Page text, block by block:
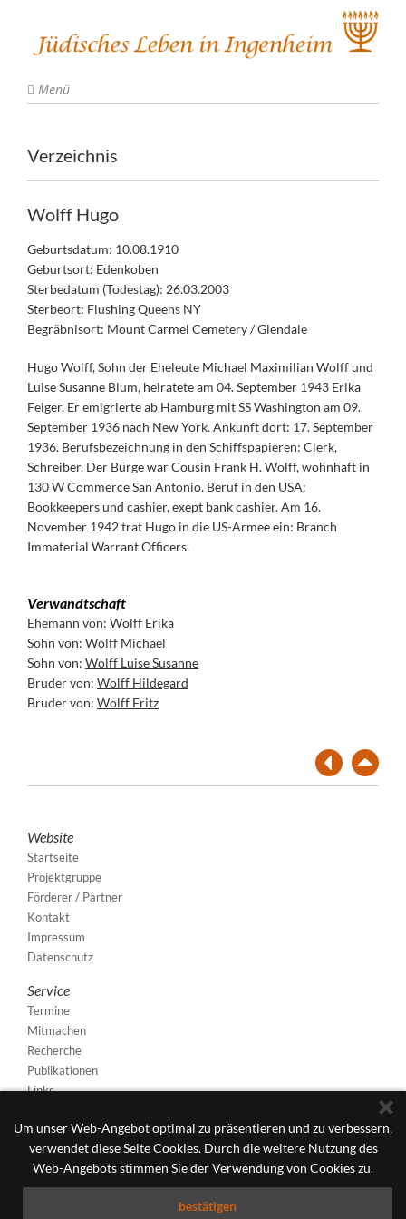
Um unser Web-Angebot optimal zu präsentieren und zu verbessern,
verwendet diese Seite Cookies. Durch die weitere Nutzung des
Web-Angebots stimmen Sie der Verwendung von Cookies zu.
bestätigen
Menü
Verzeichnis
Wolff Hugo
Geburtsdatum: 10.08.1910
Geburtsort: Edenkoben
Sterbedatum (Todestag): 26.03.2003
Sterbeort: Flushing Queens NY
Begräbnisort: Mount Carmel Cemetery / Glendale
Hugo Wolff, Sohn der Eheleute Michael Maximilian Wolff und
Luise Susanne Blum, heiratete am 04. September 1943 Erika
Feiger. Er emigrierte ab Hamburg mit SS Washington am 09.
September 1936 nach New York. Ankunft dort: 17. September
1936. Berufsbezeichnung in den Schiffspapieren: Clerk,
Schreiber. Der Bürge war Cousin Frank H. Wolff, wohnhaft in
130 W Commerce San Antonio. Beruf in den USA:
Bookkeepers und cashier, exept bank cashier. Am 16.
November 1942 trat Hugo in die US-Armee ein: Branch
Immaterial Warrant Officers.
Verwandtschaft
Ehemann von: Wolff Erika
Sohn von: Wolff Michael
Sohn von: Wolff Luise Susanne
Bruder von: Wolff Hildegard
Bruder von: Wolff Fritz
Website
Startseite
Projektgruppe
Förderer / Partner
Kontakt
Impressum
Datenschutz
Service
Termine
Mitmachen
Recherche
Publikationen
Links